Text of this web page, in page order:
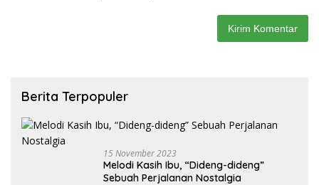
Berita Terpopuler
15 November 2023
Melodi Kasih Ibu, “Dideng-dideng”
Sebuah Perjalanan Nostalgia